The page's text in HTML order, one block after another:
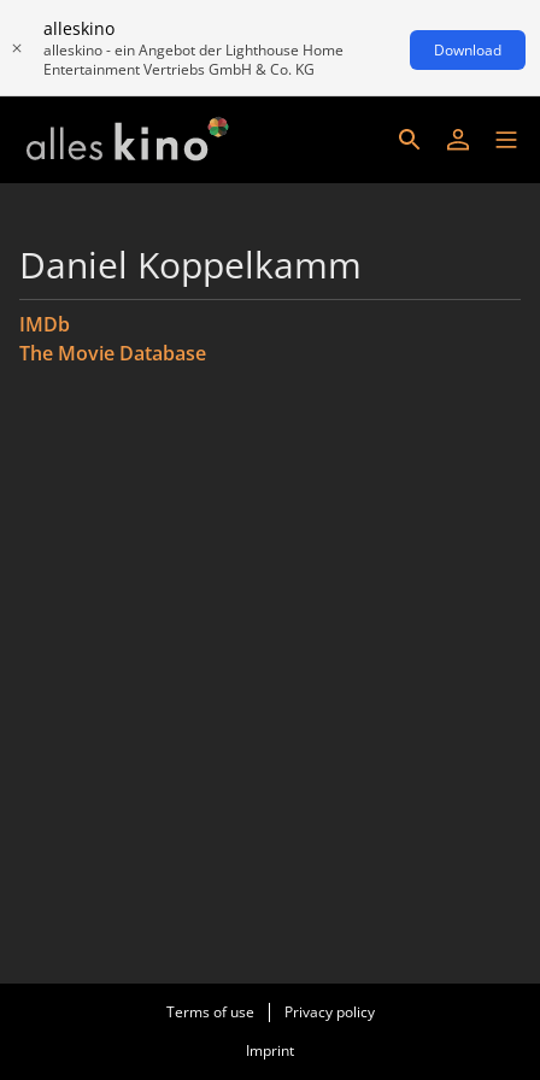
alleskino
alleskino - ein Angebot der Lighthouse Home
Entertainment Vertriebs GmbH & Co. KG
Download
Daniel Koppelkamm
IMDb
The Movie Database
Terms of use
Privacy policy
Imprint